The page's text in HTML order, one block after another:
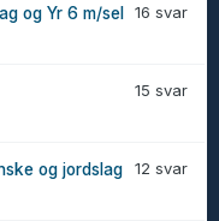
16 svar
og Yr 6 m/sel
15 svar
12 svar
og jordslag